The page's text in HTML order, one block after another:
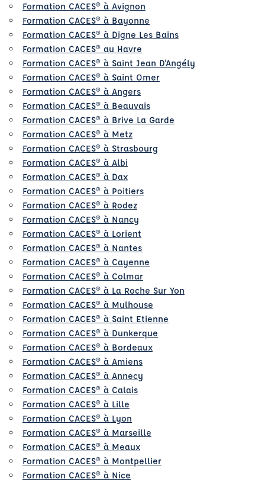
Formation CACES® à Avignon
Formation CACES® à Bayonne
Formation CACES® à Digne Les Bains
Formation CACES® au Havre
Formation CACES® à Saint Jean D'Angély
Formation CACES® à Saint Omer
Formation CACES® à Angers
Formation CACES® à Beauvais
Formation CACES® à Brive La Garde
Formation CACES® à Metz
Formation CACES® à Strasbourg
Formation CACES® à Albi
Formation CACES® à Dax
Formation CACES® à Poitiers
Formation CACES® à Rodez
Formation CACES® à Nancy
Formation CACES® à Lorient
Formation CACES® à Nantes
Formation CACES® à Cayenne
Formation CACES® à Colmar
Formation CACES® à La Roche Sur Yon
Formation CACES® à Mulhouse
Formation CACES® à Saint Etienne
Formation CACES® à Dunkerque
Formation CACES® à Bordeaux
Formation CACES® à Amiens
Formation CACES® à Annecy
Formation CACES® à Calais
Formation CACES® à Lille
Formation CACES® à Lyon
Formation CACES® à Marseille
Formation CACES® à Meaux
Formation CACES® à Montpellier
Formation CACES® à Nice